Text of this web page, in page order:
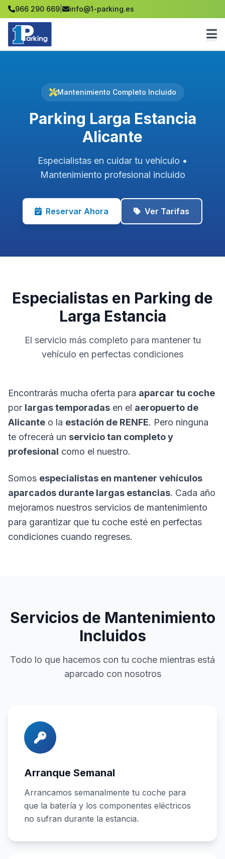
966 290 669 info@1-parking.es
Mantenimiento Completo Incluido
Parking Larga Estancia
Alicante
Especialistas en cuidar tu vehículo •
Mantenimiento profesional incluido
Reservar Ahora Ver Tarifas
Especialistas en Parking de
Larga Estancia
El servicio más completo para mantener tu
vehículo en perfectas condiciones
Encontrarás mucha oferta para aparcar tu coche
por largas temporadas en el aeropuerto de
Alicante o la estación de RENFE. Pero ninguna
te ofrecerá un servicio tan completo y
profesional como el nuestro.
Somos especialistas en mantener vehículos
aparcados durante largas estancias. Cada año
mejoramos nuestros servicios de mantenimiento
para garantizar que tu coche esté en perfectas
condiciones cuando regreses.
Servicios de Mantenimiento
Incluidos
Todo lo que hacemos con tu coche mientras está
aparcado con nosotros
Arranque Semanal
Arrancamos semanalmente tu coche para
que la batería y los componentes eléctricos
no sufran durante la estancia.